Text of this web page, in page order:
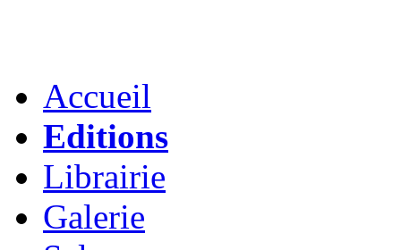
Accueil
Editions
Librairie
Galerie